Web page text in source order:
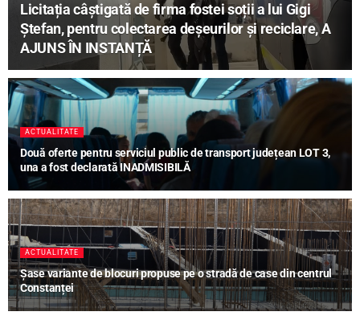
Licitația câștigată de firma fostei soții a lui Gigi
Ștefan, pentru colectarea deșeurilor și reciclare, A
AJUNS ÎN INSTANȚĂ
ACTUALITATE
Două oferte pentru serviciul public de transport județean LOT 3,
una a fost declarată INADMISIBILĂ
ACTUALITATE
Șase variante de blocuri propuse pe o stradă de case din centrul
Constanței